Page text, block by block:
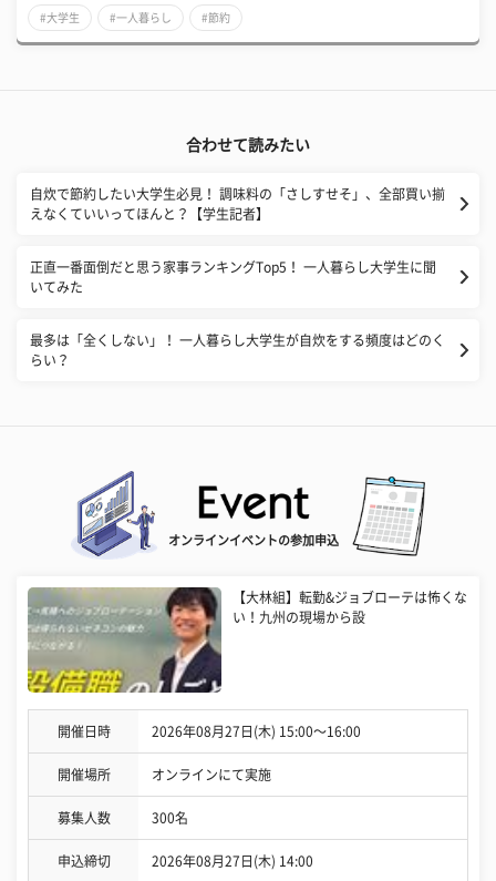
#大学生 #一人暮らし #節約
合わせて読みたい
自炊で節約したい大学生必見！ 調味料の「さしすせそ」、全部買い揃
えなくていいってほんと？【学生記者】
正直一番面倒だと思う家事ランキングTop5！ 一人暮らし大学生に聞
いてみた
最多は「全くしない」！ 一人暮らし大学生が自炊をする頻度はどのく
らい？
オンラインイベントの参加申込
【大林組】転勤&ジョブローテは怖くな
い！九州の現場から設
開催日時 2026年08月27日(木) 15:00〜16:00
開催場所 オンラインにて実施
募集人数 300名
申込締切 2026年08月27日(木) 14:00